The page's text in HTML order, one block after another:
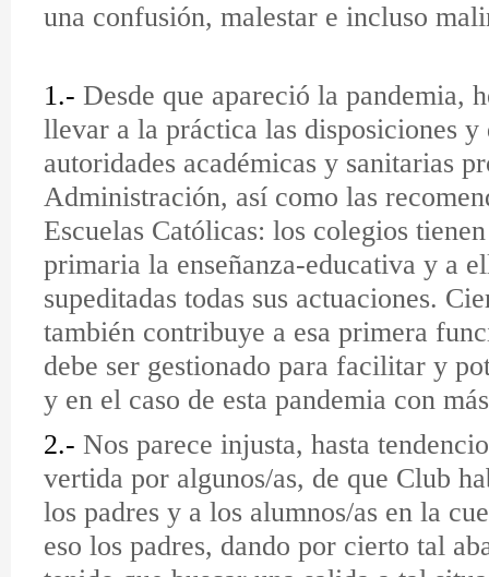
una confusión, malestar e incluso
1.- Desde que apareció la pandemia,
llevar a la práctica las disposiciones y
autoridades académicas y sanitarias
Administración, así como las
Escuelas Católicas: los colegios
primaria la enseñanza-educativa y a
supeditadas todas sus actuaciones.
también contribuye a esa primera
debe ser gestionado para facilitar y
y en el caso de esta pandemia con
2.- Nos parece injusta, hasta
vertida por algunos/as, de que Club
los padres y a los alumnos/as en la
eso los padres, dando por cierto tal